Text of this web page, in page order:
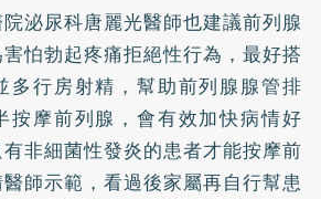
泌尿科唐麗光醫師也建議前列腺
怕勃起疼痛拒絕性行為，最好搭
多行房射精，幫助前列腺腺管排
按摩前列腺，會有效加快病情好
非細菌性發炎的患者才能按摩前
師示範，看過後家屬再自行幫患